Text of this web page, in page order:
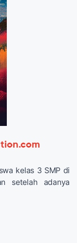
kelas 3 SMP di
setelah adanya